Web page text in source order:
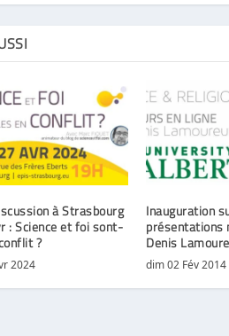
à Strasbourg
: Science et foi sont-
?
2024
Inauguration
présentations
Denis
dim 02 Fév 2014